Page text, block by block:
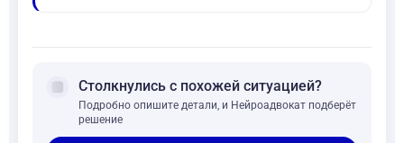
forum Столкнулись с похожей ситуацией?
Подробно опишите детали, и Нейроадвокат подберёт
решение